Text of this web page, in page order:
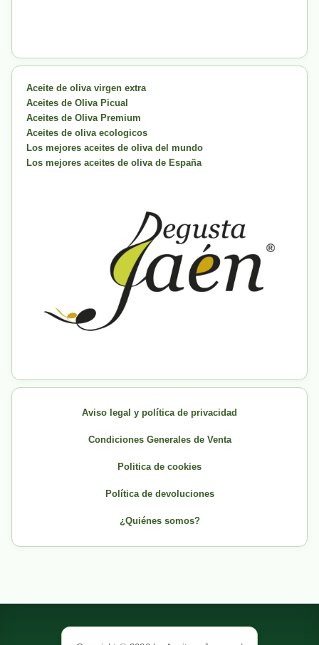
Aceite de oliva virgen extra
Aceites de Oliva Picual
Aceites de Oliva Premium
Aceites de oliva ecologicos
Los mejores aceites de oliva del mundo
Los mejores aceites de oliva de España
Aviso legal y política de privacidad
Condiciones Generales de Venta
Politica de cookies
Política de devoluciones
¿Quiénes somos?